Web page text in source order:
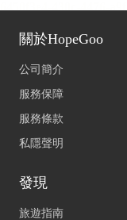
關於HopeGoo
公司簡介
服務保障
服務條款
私隱聲明
發現
旅遊指南